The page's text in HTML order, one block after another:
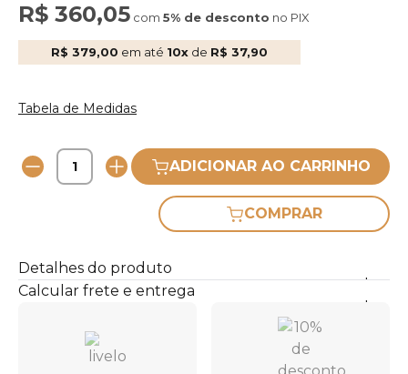
R$ 360,05 com 5% de desconto no PIX
R$ 379,00 em até 10x de R$ 37,90
Tabela de Medidas
ADICIONAR AO CARRINHO
COMPRAR
Detalhes do produto
Calcular frete e entrega